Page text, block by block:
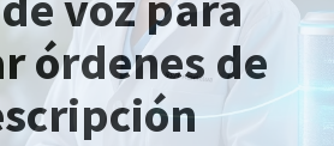
órdenes de